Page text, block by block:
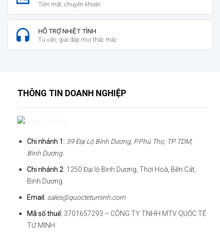
Tiền mặt, chuyển khoản
HỖ TRỢ NHIỆT TÌNH
Tư vấn, giải đáp mọi thắc mắc
THÔNG TIN DOANH NGHIỆP
Chi nhánh 1: 39 Đại Lộ Bình Dương, P.Phú Thọ, TP TDM,
Bình Dương.
Chi nhánh 2: 1250 Đại lộ Bình Dương, Thới Hoà, Bến Cát,
Bình Dương.
Email: sales@quoctetuminh.com
Mã số thuế: 3701657293 – CÔNG TY TNHH MTV QUỐC TẾ
TỨ MINH